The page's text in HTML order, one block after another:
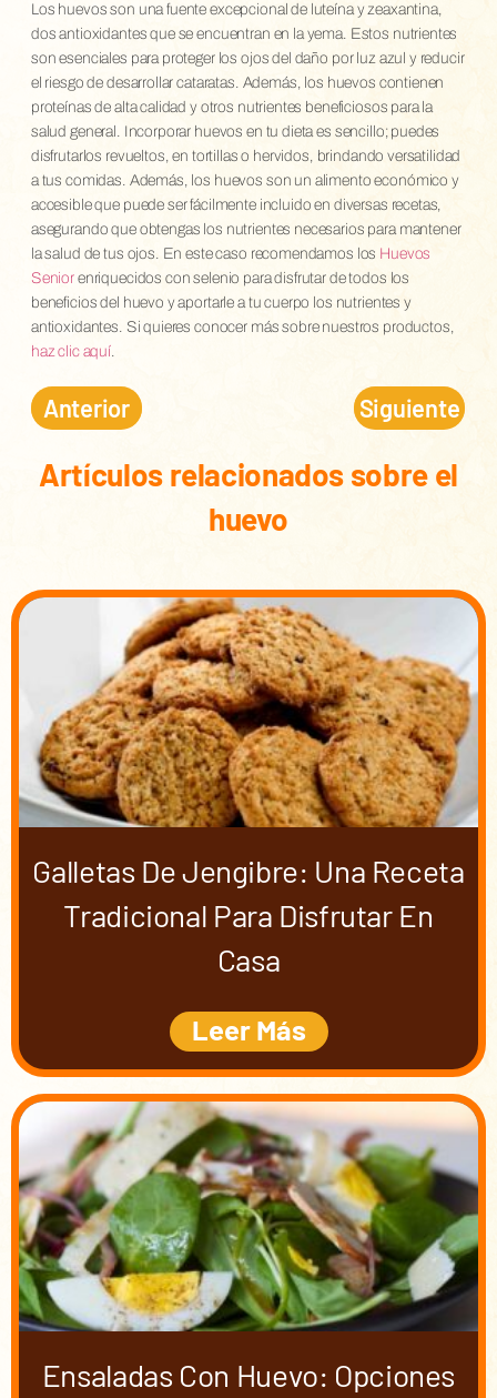
Los huevos son una fuente excepcional de luteína y zeaxantina,
dos antioxidantes que se encuentran en la yema. Estos nutrientes
son esenciales para proteger los ojos del daño por luz azul y reducir
el riesgo de desarrollar cataratas. Además, los huevos contienen
proteínas de alta calidad y otros nutrientes beneficiosos para la
salud general. Incorporar huevos en tu dieta es sencillo; puedes
disfrutarlos revueltos, en tortillas o hervidos, brindando versatilidad
a tus comidas. Además, los huevos son un alimento económico y
accesible que puede ser fácilmente incluido en diversas recetas,
asegurando que obtengas los nutrientes necesarios para mantener
la salud de tus ojos. En este caso recomendamos los Huevos
Senior enriquecidos con selenio para disfrutar de todos los
beneficios del huevo y aportarle a tu cuerpo los nutrientes y
antioxidantes. Si quieres conocer más sobre nuestros productos,
haz clic aquí.
Anterior Siguiente
Artículos relacionados sobre el
huevo
Galletas De Jengibre: Una Receta
Tradicional Para Disfrutar En
Casa
Leer Más
Ensaladas Con Huevo: Opciones